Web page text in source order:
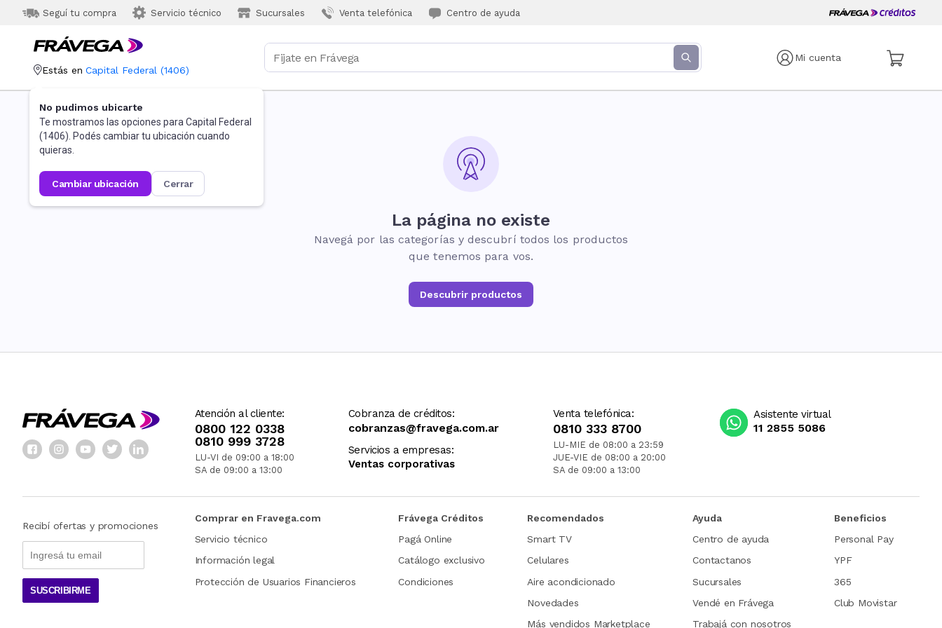
Seguí tu compra Servicio técnico Sucursales Venta telefónica Centro de ayuda
Mi cuenta
Estás en Capital Federal (1406)
No pudimos ubicarte
Te mostramos las opciones para Capital Federal
(1406). Podés cambiar tu ubicación cuando
quieras.
cambiar ubicación cerrar
La página no existe
Navegá por las categorías y descubrí todos los productos
que tenemos para vos.
Descubrir productos
Atención al cliente:
0800 122 0338
0810 999 3728
LU-VI de 09:00 a 18:00
SA de 09:00 a 13:00
Cobranza de créditos:
cobranzas@fravega.com.ar
Servicios a empresas:
Ventas corporativas
Venta telefónica:
0810 333 8700
LU-MIE de 08:00 a 23:59
JUE-VIE de 08:00 a 20:00
SA de 09:00 a 13:00
Asistente virtual
11 2855 5086
Recibí ofertas y promociones
SUSCRIBIRME
Comprar en Fravega.com
Servicio técnico
Información legal
Protección de Usuarios Financieros
Frávega Créditos
Pagá Online
Catálogo exclusivo
Condiciones
Recomendados
Smart TV
Celulares
Aire acondicionado
Novedades
Más vendidos Marketplace
Ayuda
Centro de ayuda
Contactanos
Sucursales
Vendé en Frávega
Trabajá con nosotros
Beneficios
Personal Pay
YPF
365
Club Movistar